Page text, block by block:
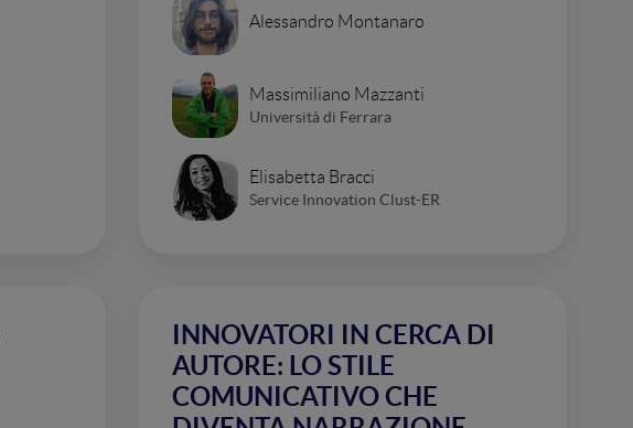
Alessandro Montanaro
Massimiliano Mazzanti
Università di Ferrara
Elisabetta Bracci
Service Innovation Clust-ER
INNOVATORI IN CERCA DI
AUTORE: LO STILE
COMUNICATIVO CHE